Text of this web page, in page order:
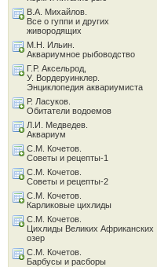
В.А. Михайлов.
Все о гуппи и других
живородящих
М.Н. Ильин.
Аквариумное рыбоводство
Г.Р. Аксельрод,
У. Вордеруинклер.
Энциклопедия аквариумиста
Р. Ласуков.
Обитатели водоемов
Л.И. Медведев.
Аквариум
С.М. Кочетов.
Советы и рецепты-1
С.М. Кочетов.
Советы и рецепты-2
С.М. Кочетов.
Карликовые цихлиды
С.М. Кочетов.
Цихлиды Великих Африканских
озер
С.М. Кочетов.
Барбусы и расборы